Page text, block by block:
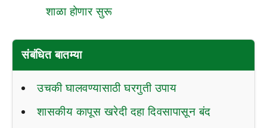
शाळा होणार सुरू
संबंधित बातम्या
उचकी घालवण्यासाठी घरगुती उपाय
शासकीय कापूस खरेदी दहा दिवसापासून बंद